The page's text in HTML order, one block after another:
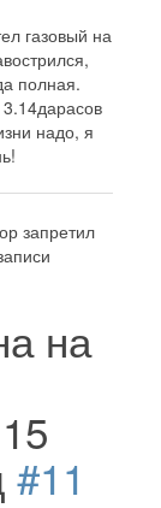
газовый на
полная.
надо, я
запретил
на
15
#11